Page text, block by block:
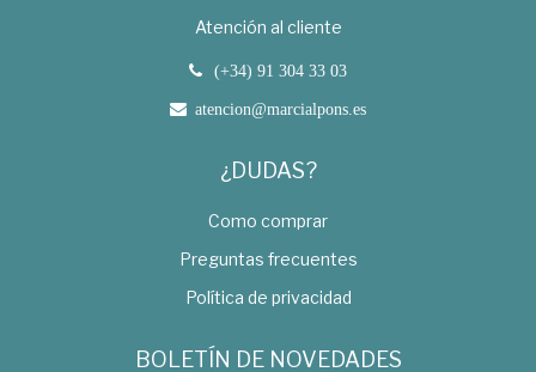
Atención al cliente
(+34) 91 304 33 03
atencion@marcialpons.es
¿DUDAS?
Como comprar
Preguntas frecuentes
Política de privacidad
BOLETÍN DE NOVEDADES